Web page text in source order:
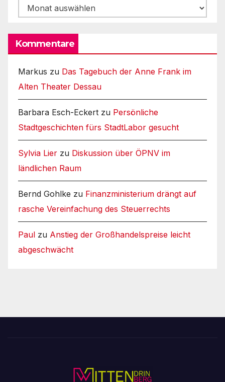
Archiv
Kommentare
Markus zu Das Tagebuch der Anne Frank im
Alten Theater Dessau
Barbara Esch-Eckert zu Persönliche
Stadtgeschichten fürs StadtLabor gesucht
Sylvia Lier zu Diskussion über ÖPNV im
ländlichen Raum
Bernd Gohlke zu Finanzministerium drängt auf
rasche Vereinfachung des Steuerrechts
Paul zu Anstieg der Großhandelspreise leicht
abgeschwächt